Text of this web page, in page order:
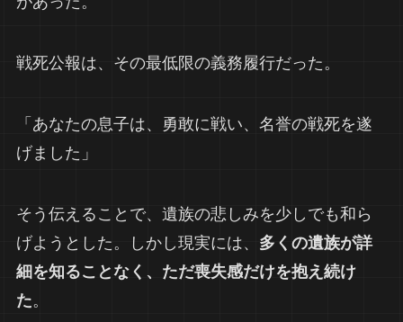
戦死公報は、その最低限の義務履行だった。
「あなたの息子は、勇敢に戦い、名誉の戦死を遂
げました」
そう伝えることで、遺族の悲しみを少しでも和ら
げようとした。しかし現実には、 多くの遺族が詳
細を知ることなく、ただ喪失感だけを抱え続け
た。